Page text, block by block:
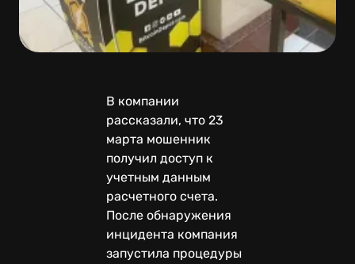
В компании
рассказали, что 23
марта мошенник
получил доступ к
учетным данным
расчетного счета.
После обнаружения
инцидента компания
запустила процедуры